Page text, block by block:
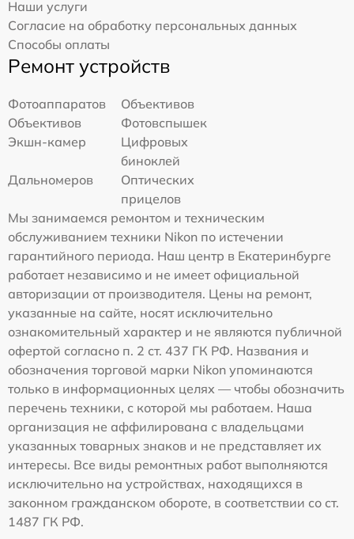
Наши услуги
Согласие на обработку персональных данных
Способы оплаты
Ремонт устройств
Фотоаппаратов
Объективов
Объективов
Фотовспышек
Экшн-камер
Цифровых
биноклей
Дальномеров
Оптических
прицелов
Мы занимаемся ремонтом и техническим
обслуживанием техники Nikon по истечении
гарантийного периода. Наш центр в Екатеринбурге
работает независимо и не имеет официальной
авторизации от производителя. Цены на ремонт,
указанные на сайте, носят исключительно
ознакомительный характер и не являются публичной
офертой согласно п. 2 ст. 437 ГК РФ. Названия и
обозначения торговой марки Nikon упоминаются
только в информационных целях — чтобы обозначить
перечень техники, с которой мы работаем. Наша
организация не аффилирована с владельцами
указанных товарных знаков и не представляет их
интересы. Все виды ремонтных работ выполняются
исключительно на устройствах, находящихся в
законном гражданском обороте, в соответствии со ст.
1487 ГК РФ.